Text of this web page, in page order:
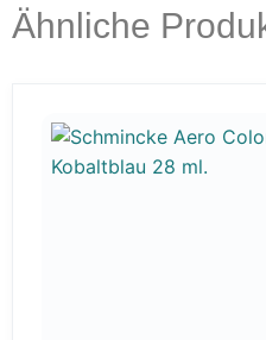
Ähnliche